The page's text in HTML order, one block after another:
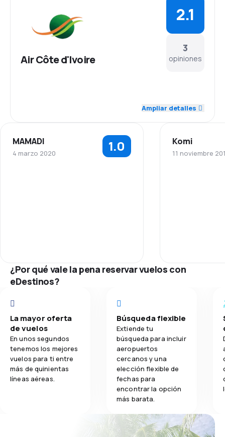
Air Côte d'Ivoire
3
opiniones
2.1
Red de vuelos
Ampliar detalles
MAMADI
4 marzo 2020 1.0 Komi
11 noviembre
Transporte
¿Por qué vale la pena reservar vuelos con
eDestinos?
La mayor oferta
de vuelos
En unos segundos
tenemos los mejores
vuelos para ti entre
más de quinientas
líneas aéreas.
Búsqueda flexible
Extiende tu
búsqueda para incluir
aeropuertos
cercanos y una
elección flexible de
fechas para
encontrar la opción
más barata.